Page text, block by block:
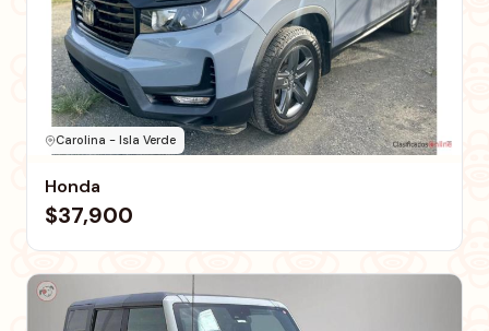
Carolina - Isla Verde
Honda
$37,900